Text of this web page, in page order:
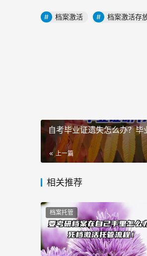
档案激活 档案激活存
自考毕业证遗失怎么办？毕
上一篇
相关推荐
档案托管